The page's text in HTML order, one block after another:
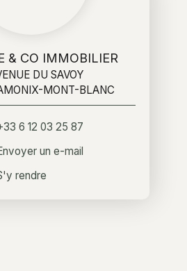
& CO IMMOBILIER
DU SAVOY
MONT-BLANC
6 12 03 25 87
un e-mail
rendre